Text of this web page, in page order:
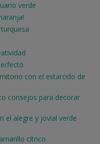
verde
con el estarcido de
consejos para decorar
el alegre y jovial verde
cítrico